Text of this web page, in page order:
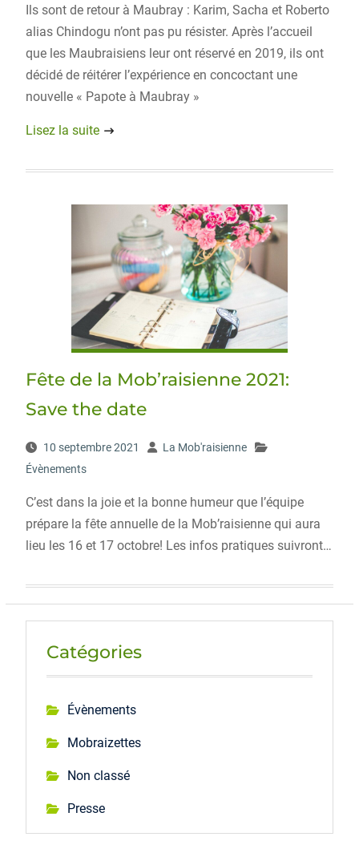
Ils sont de retour à Maubray : Karim, Sacha et Roberto
alias Chindogu n’ont pas pu résister. Après l’accueil
que les Maubraisiens leur ont réservé en 2019, ils ont
décidé de réitérer l’expérience en concoctant une
nouvelle « Papote à Maubray »
Lisez la suite
Fête de la Mob’raisienne 2021:
Save the date
10 septembre 2021
La Mob'raisienne
Évènements
C’est dans la joie et la bonne humeur que l’équipe
prépare la fête annuelle de la Mob’raisienne qui aura
lieu les 16 et 17 octobre! Les infos pratiques suivront…
Catégories
Évènements
Mobraizettes
Non classé
Presse